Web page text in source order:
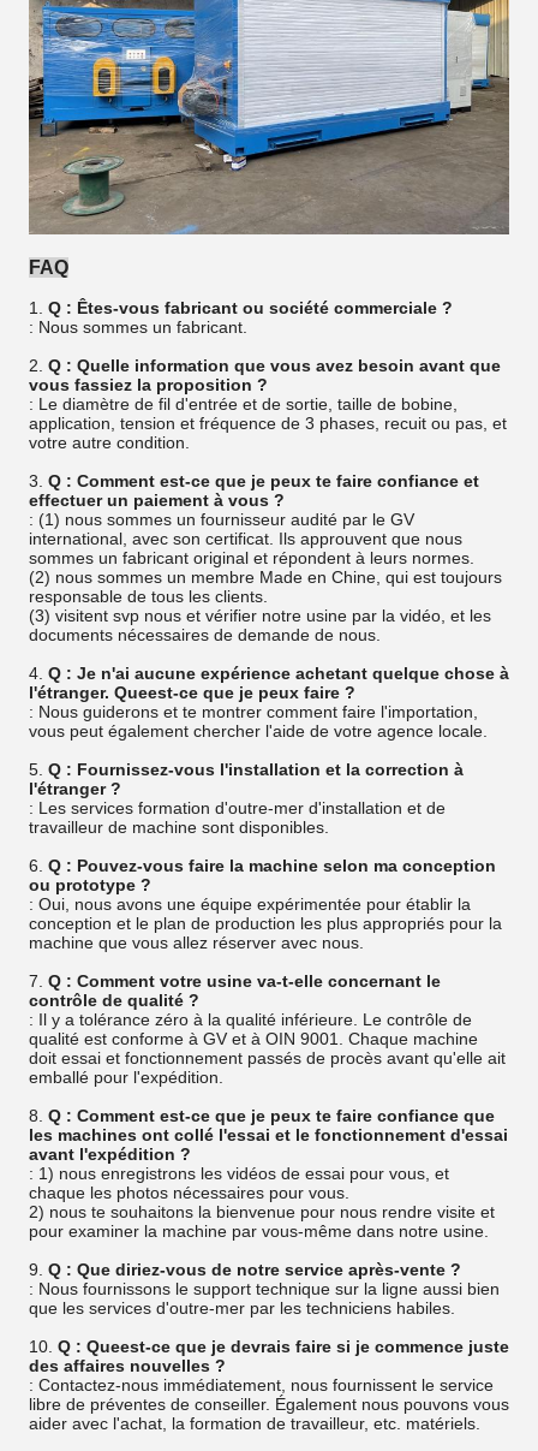
FAQ
1. Q : Êtes-vous fabricant ou société commerciale ?
: Nous sommes un fabricant.
2. Q : Quelle information que vous avez besoin avant que
vous fassiez la proposition ?
: Le diamètre de fil d'entrée et de sortie, taille de bobine,
application, tension et fréquence de 3 phases, recuit ou pas, et
votre autre condition.
3. Q : Comment est-ce que je peux te faire confiance et
effectuer un paiement à vous ?
: (1) nous sommes un fournisseur audité par le GV
international, avec son certificat. Ils approuvent que nous
sommes un fabricant original et répondent à leurs normes.
(2) nous sommes un membre Made en Chine, qui est toujours
responsable de tous les clients.
(3) visitent svp nous et vérifier notre usine par la vidéo, et les
documents nécessaires de demande de nous.
4. Q : Je n'ai aucune expérience achetant quelque chose à
l'étranger. Queest-ce que je peux faire ?
: Nous guiderons et te montrer comment faire l'importation,
vous peut également chercher l'aide de votre agence locale.
5. Q : Fournissez-vous l'installation et la correction à
l'étranger ?
: Les services formation d'outre-mer d'installation et de
travailleur de machine sont disponibles.
6. Q : Pouvez-vous faire la machine selon ma conception
ou prototype ?
: Oui, nous avons une équipe expérimentée pour établir la
conception et le plan de production les plus appropriés pour la
machine que vous allez réserver avec nous.
7. Q : Comment votre usine va-t-elle concernant le
contrôle de qualité ?
: Il y a tolérance zéro à la qualité inférieure. Le contrôle de
qualité est conforme à GV et à OIN 9001. Chaque machine
doit essai et fonctionnement passés de procès avant qu'elle ait
emballé pour l'expédition.
8. Q : Comment est-ce que je peux te faire confiance que
les machines ont collé l'essai et le fonctionnement d'essai
avant l'expédition ?
: 1) nous enregistrons les vidéos de essai pour vous, et
chaque les photos nécessaires pour vous.
2) nous te souhaitons la bienvenue pour nous rendre visite et
pour examiner la machine par vous-même dans notre usine.
9. Q : Que diriez-vous de notre service après-vente ?
: Nous fournissons le support technique sur la ligne aussi bien
que les services d'outre-mer par les techniciens habiles.
10. Q : Queest-ce que je devrais faire si je commence juste
des affaires nouvelles ?
: Contactez-nous immédiatement, nous fournissent le service
libre de préventes de conseiller. Également nous pouvons vous
aider avec l'achat, la formation de travailleur, etc. matériels.